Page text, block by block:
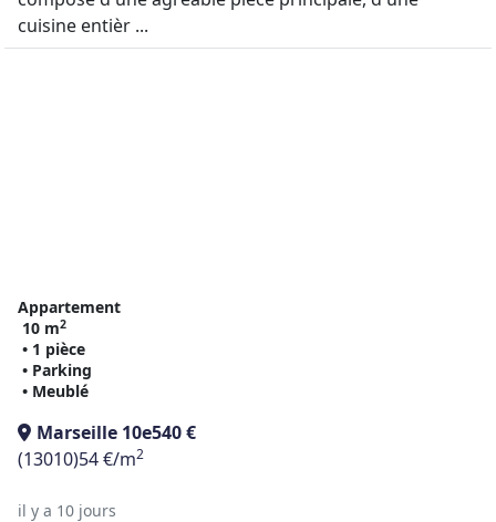
cuisine entièr ...
Appartement
10 m2
• 1 pièce
• Parking
• Meublé
Marseille 10e540 €
(13010)54 €/m2
il y a 10 jours